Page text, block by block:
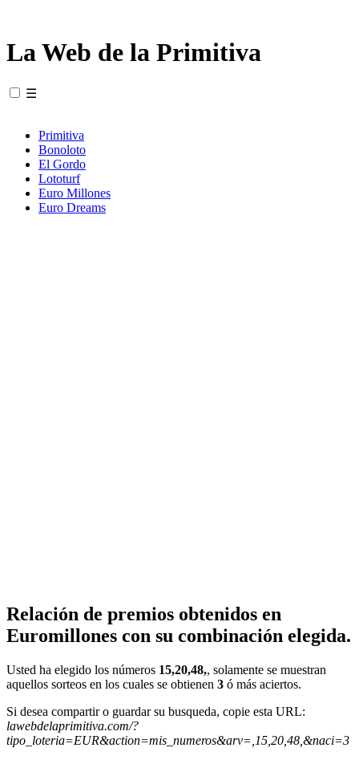
La Web de la Primitiva
☰
Primitiva
Bonoloto
El Gordo
Lototurf
Euro Millones
Euro Dreams
Relación de premios obtenidos en
Euromillones con su combinación elegida.
Usted ha elegido los números 15,20,48,, solamente se muestran
aquellos sorteos en los cuales se obtienen 3 ó más aciertos.
Si desea compartir o guardar su busqueda, copie esta URL:
lawebdelaprimitiva.com/?
tipo_loteria=EUR&action=mis_numeros&arv=,15,20,48,&naci=3